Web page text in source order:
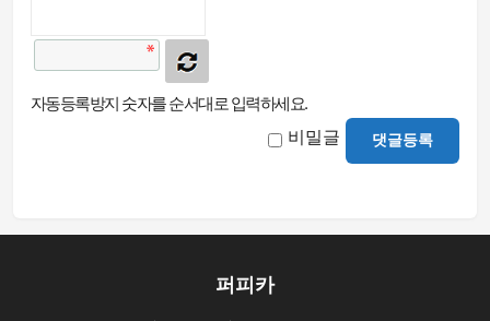
자동등록방지 숫자를 순서대로 입력하세요.
비밀글 댓글등록
퍼피카